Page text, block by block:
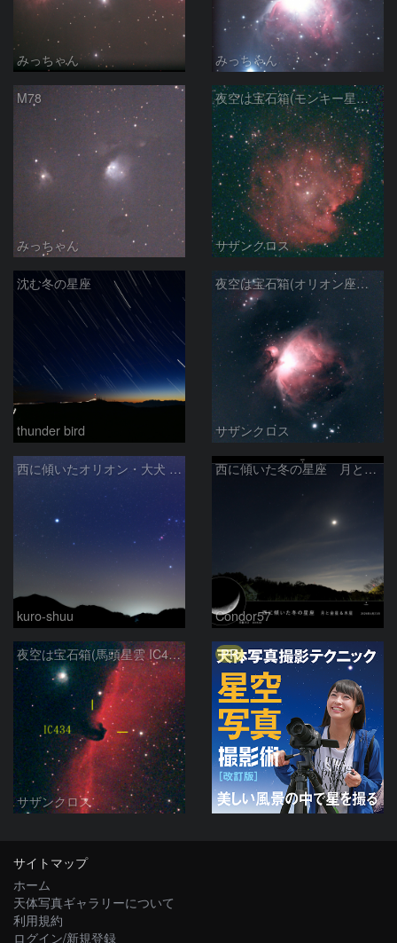
みっちゃん みっちゃん
M78
みっちゃん
夜空は宝石箱(モンキー星雲 NGC2174) Seestar50
サザンクロス
沈む冬の星座
thunder bird
夜空は宝石箱(オリオン座大星雲 M42) Seestar50
サザンクロス
西に傾いたオリオン・大犬 (2026/04/21)
kuro-shuu
西に傾いた冬の星座 月と金星＆木星
Condor57
夜空は宝石箱(馬頭星雲 IC434) Seestar50
サザンクロス
PR
サイトマップ
ホーム
天体写真ギャラリーについて
利用規約
ログイン/新規登録